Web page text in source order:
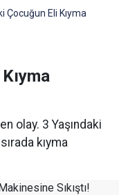
Çocuğun Eli Kıyma
olay. 3 Yaşındaki
kıyma